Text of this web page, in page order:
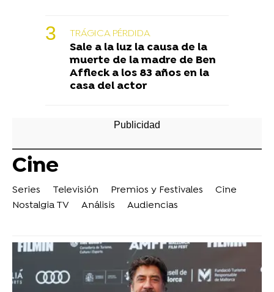
TRÁGICA PÉRDIDA
Sale a la luz la causa de la
muerte de la madre de Ben
Affleck a los 83 años en la
casa del actor
Cine
Series Televisión Premios y Festivales
Cine
Nostalgia TV
Análisis Audiencias